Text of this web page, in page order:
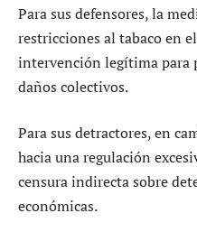
Para sus defensores, la
restricciones al tabaco en
intervención legítima para
daños colectivos.
Para sus detractores, en
hacia una regulación
censura indirecta sobre
económicas.